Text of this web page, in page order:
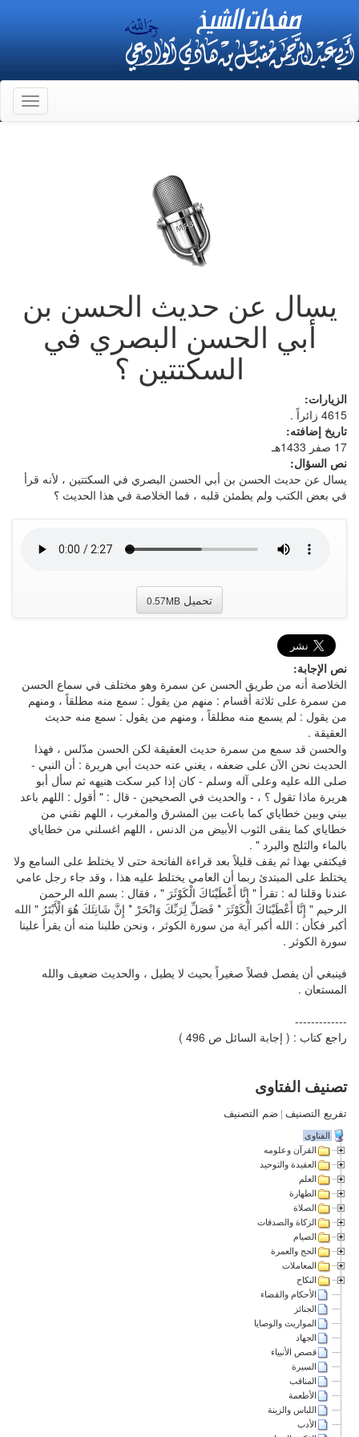
يسال عن حديث الحسن بن
أبي الحسن البصري في
السكتتين ؟
الزيارات:
4615 زائراً .
تاريخ إضافته:
17 صفر 1433هـ
نص السؤال:
يسال عن حديث الحسن بن أبي الحسن البصري في السكتتين ، لأنه قرأ
في بعض الكتب ولم يطمئن قلبه ، فما الخلاصة في هذا الحديث ؟
تحميل 0.57MB
نص الإجابة:
الخلاصة أنه من طريق الحسن عن سمرة وهو مختلف في سماع الحسن
من سمرة على ثلاثة أقسام : منهم من يقول : سمع منه مطلقاً ، ومنهم
من يقول : لم يسمع منه مطلقاً ، ومنهم من يقول : سمع منه حديث
العقيقة .
والحسن قد سمع من سمرة حديث العقيقة لكن الحسن مدّلس ، فهذا
الحديث نحن الآن على ضعفه ، يغني عنه حديث أبي هريرة : أن النبي -
صلى الله عليه وعلى آله وسلم - كان إذا كبر سكت هنيهه ثم سأل أبو
هريرة ماذا تقول ؟ ، - والحديث في الصحيحين - قال : " أقول : اللهم باعد
بيني وبين خطاياي كما باعت بين المشرق والمغرب ، اللهم نقني من
خطاياي كما ينقى الثوب الأبيض من الدنس ، اللهم اغسلني من خطاياي
بالماء والثلج والبرد " .
فيكتفي بهذا ثم يقف قليلاً بعد قراءة الفاتحة حتى لا يختلط على السامع ولا
يختلط على المبتدئ ربما أن العامي يختلط عليه هذا ، وقد جاء رجل عامي
عندنا وقلنا له : تقرأ " إِنَّا أَعْطَيْنَاكَ الْكَوْثَرَ " ، فقال : بسم الله الرحمن
الرحيم " إِنَّا أَعْطَيْنَاكَ الْكَوْثَرَ * فَصَلِّ لِرَبِّكَ وَانْحَرْ * إِنَّ شَانِئَكَ هُوَ الْأَبْتَرُ " الله
أكبر فكأن : الله أكبر آية من سورة الكوثر ، ونحن طلبنا منه أن يقرأ علينا
سورة الكوثر .
فينبغي أن يفصل فصلاً صغيراً بحيث لا يطيل ، والحديث ضعيف والله
المستعان .
-------------
راجع كتاب : ( إجابة السائل ص 496 )
تصنيف الفتاوى
تفريع التصنيف | ضم التصنيف
الفتاوى
القرآن وعلومه
العقيدة والتوحيد
العلم
الطهارة
الصلاة
الزكاة والصدقات
الصيام
الحج والعمرة
المعاملات
النكاح
الأحكام والقضاء
الجنائز
المواريث والوصايا
الجهاد
قصص الأنبياء
السيرة
المناقب
الأطعمة
اللباس والزينة
الأدب